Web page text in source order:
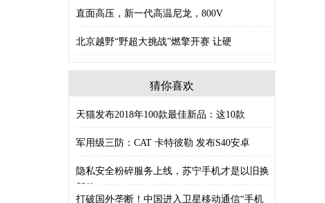
直面高压，新一代高温尼龙，800V
北京越野“野超大挑战”燃擎开赛 让硬
猜你喜欢
天猫发布2018年100款最佳新品：这10款
军用级三防：CAT 卡特彼勒 发布S40安卓
隐私安全粉碎服务上线，苏宁手机才是以旧换
新的
打破国外垄断！中国进入卫星移动通信“手机